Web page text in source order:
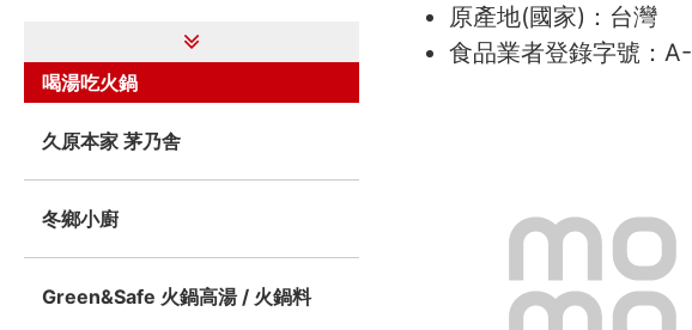
原產地(國家)：台灣
食品業者登錄字號：
喝湯吃火鍋
久原本家 茅乃舎
冬鄉小廚
Green&Safe 火鍋高湯 / 火鍋料